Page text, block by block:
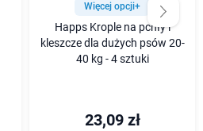
Więcej opcji+
Happs Krople na pchły i
kleszcze dla dużych psów 20-
40 kg - 4 sztuki
23,09 zł